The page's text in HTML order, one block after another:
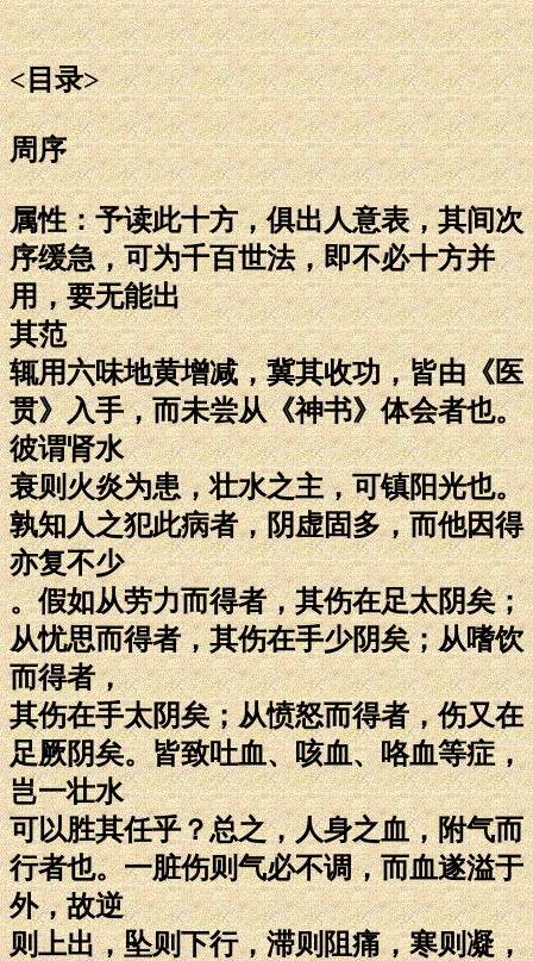
<目录>
周序
属性：予读此十方，俱出人意表，其间次
序缓急，可为千百世法，即不必十方并
用，要无能出
其范
辄用六味地黄增减，冀其收功，皆由《医
贯》入手，而未尝从《神书》体会者也。
彼谓肾水
衰则火炎为患，壮水之主，可镇阳光也。
孰知人之犯此病者，阴虚固多，而他因得
亦复不少
。假如从劳力而得者，其伤在足太阴矣；
从忧思而得者，其伤在手少阴矣；从嗜饮
而得者，
其伤在手太阴矣；从愤怒而得者，伤又在
足厥阴矣。皆致吐血、咳血、咯血等症，
岂一壮水
可以胜其任乎？总之，人身之血，附气而
行者也。一脏伤则气必不调，而血遂溢于
外，故逆
则上出，坠则下行，滞则阻痛，寒则凝，